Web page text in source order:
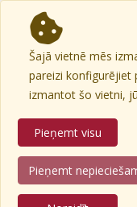
Šajā vietnē mēs
pareizi konfigurējiet
izmantot šo vietni,
Pieņemt visu
Pieņemt